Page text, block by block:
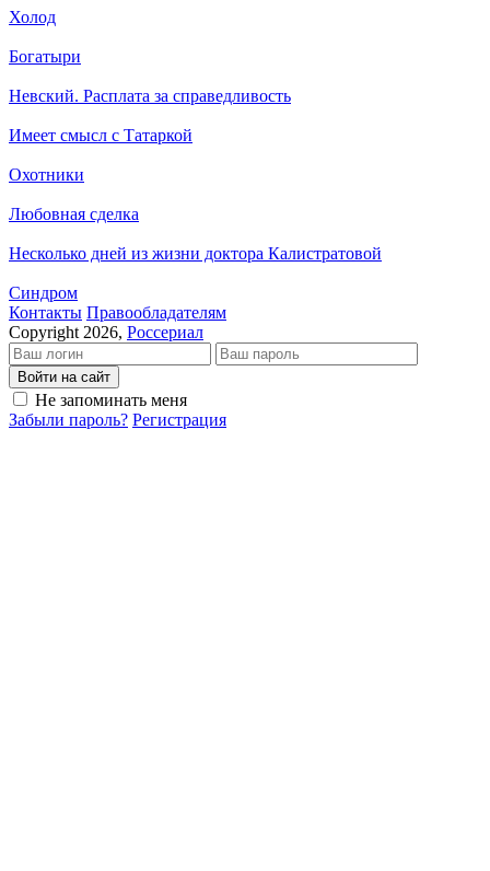
Холод
Богатыри
Невский. Расплата за справедливость
Имеет смысл с Татаркой
Охотники
Любовная сделка
Несколько дней из жизни доктора Калистратовой
Синдром
Кон­так­ты Пра­во­об­ла­да­те­лям
Copyright 2026, Россериал
Войти на сайт
Не запоминать меня
Забыли пароль? Регистрация